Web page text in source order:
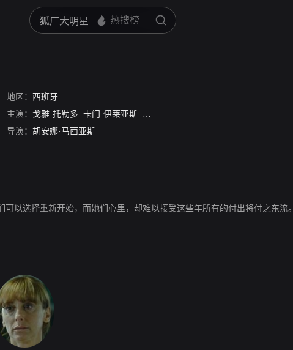
地区： 西班牙
主演： 戈雅·托勒多 卡门·伊莱亚斯 奥拉·加丽朵
导演： 胡安娜·马西亚斯
以选择重新开始，而她们心里，却难以接受这些年所有的付出将付之东流。